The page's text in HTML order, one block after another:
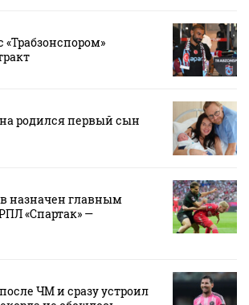
«Трабзонспором»
родился первый сын
назначен главным
«Спартак» —
ЧМ и сразу устроил